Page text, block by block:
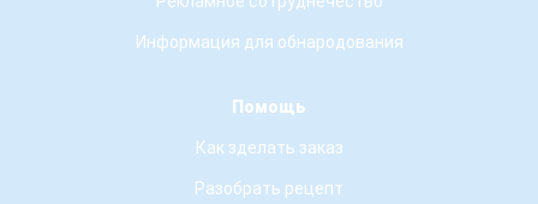
Информация для обнародования
Помощь
Как зделать заказ
Разобрать рецепт